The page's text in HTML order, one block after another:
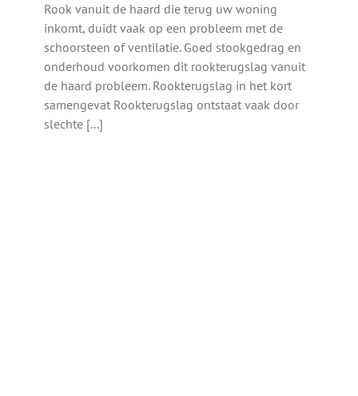
Rook vanuit de haard die terug uw woning
inkomt, duidt vaak op een probleem met de
schoorsteen of ventilatie. Goed stookgedrag en
onderhoud voorkomen dit rookterugslag vanuit
de haard probleem. Rookterugslag in het kort
samengevat Rookterugslag ontstaat vaak door
slechte [...]